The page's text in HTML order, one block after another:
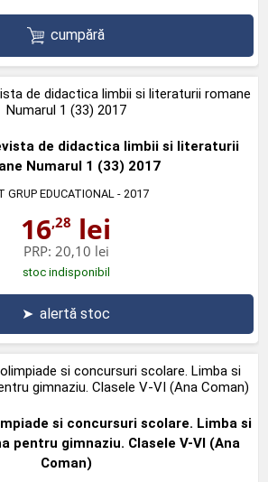
cumpără
de didactica limbii si literaturii
Numarul 1 (33) 2017
GRUP EDUCATIONAL - 2017
16,28 lei
PRP: 20,10 lei
stoc indisponibil
➤ alertă stoc
si concursuri scolare. Limba si
pentru gimnaziu. Clasele V-VI (Ana
Coman)